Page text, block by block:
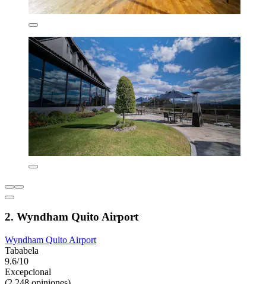
2. Wyndham Quito Airport
Wyndham Quito Airport
Tababela
9.6/10
Excepcional